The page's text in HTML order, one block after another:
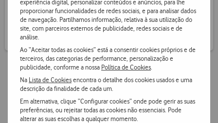
experiência digital, personalizar conteúdos e anúncios, para lhe
proporcionar funcionalidades de redes sociais, e para analisar dados
de navegação. Partilhamos informação, relativa à sua utilização do
site, com parceiros externos de publicidade, redes sociais e de
análise.
Ao “Aceitar todas as cookies” está a consentir cookies próprios e de
terceiros, das categorias de performance, personalização e
publicidade, conforme a nossa Política de Cookies
Na Lista de Cookiesencontra o detalhe dos cookies usados e uma
descrição da finalidade de cada um.
Em alternativa, clique “Configurar cookies” onde pode gerir as suas
preferências, ou rejeitar todas as cookies não essenciais. Pode
alterar as suas escolhas a qualquer momento.
Receba informação de pontos por SMS